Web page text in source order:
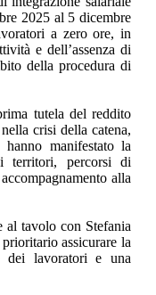
2025 al 5 dicembre
a zero ore, in
e dell’assenza di
della procedura di
tutela del reddito
crisi della catena,
manifestato la
territori, percorsi di
alla
al tavolo con Stefania
assicurare la
dei lavoratori e una